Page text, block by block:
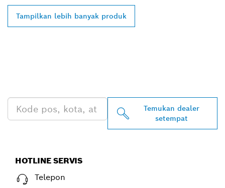
Tampilkan lebih banyak produk
Temukan dealer
setempat
HOTLINE SERVIS
Telepon